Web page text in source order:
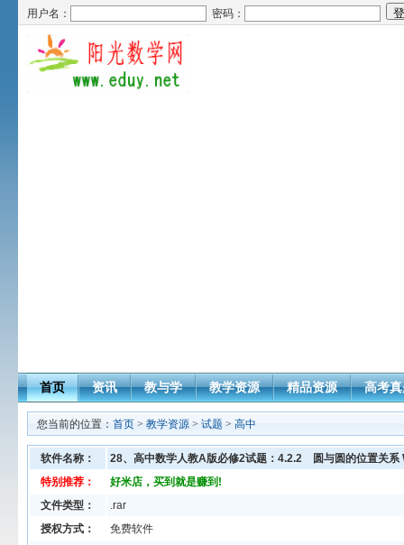
用户名： 密码：
首页 资讯 教与学 教学资源 精品资源 高考
您当前的位置： 首页 > 教学资源 > 试题 > 高中
软件名称：
28、高中数学人教A版必修2试题：4.2.2 圆与圆的位置关系
特别推荐：
好米店，买到就是赚到!
文件类型：
.rar
授权方式：
免费软件